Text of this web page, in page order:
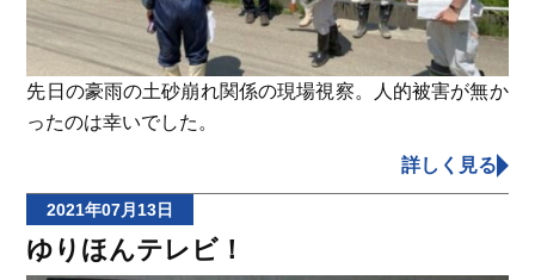
先日の豪雨の土砂崩れ関係の現場視察。人的被害が無か
ったのは幸いでした。
詳しく見る
2021年07月13日
ゆりほんテレビ！